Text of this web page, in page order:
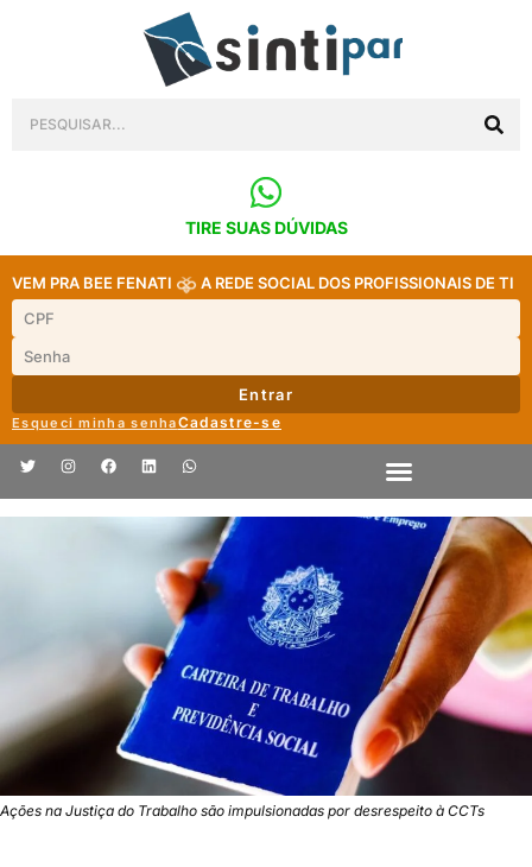
TIRE SUAS DÚVIDAS
VEM PRA BEE FENATI A REDE SOCIAL DOS PROFISSIONAIS DE TI
Entrar
Esqueci minha senhaCadastre-se
Ações na Justiça do Trabalho são impulsionadas por desrespeito à CCTs